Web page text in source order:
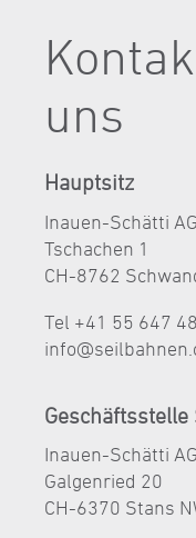
uns
Hauptsitz
Inauen-Schätti AG
Tschachen 1
CH-8762
Tel +41 55 647
nf
s lb hn n
Geschäftsstelle
Inauen-Schätti AG
Galgenried 20
CH-6370 Stans